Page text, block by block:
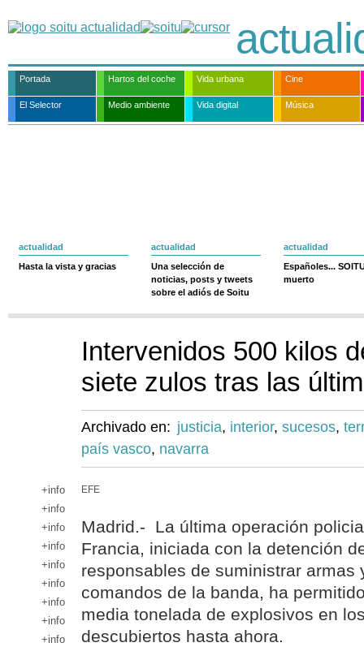
Portada Hartos del coche Vida urbana Cine
El Selector Medio ambiente Vida digital Música
actualidad
Hasta la vista y gracias
actualidad
Una selección de
noticias, posts y tweets
sobre el adiós de Soitu
actualidad
Españoles...
muerto
Intervenidos 500 kilos
siete zulos tras las
Archivado en: justicia, interior, sucesos,
país vasco, navarra
+info
+info
+info
+info
+info
+info
+info
+info
+info
EFE
Madrid.- La última operación
Francia, iniciada con la detención
responsables de suministrar armas
comandos de la banda, ha
media tonelada de explosivos en
descubiertos hasta ahora.